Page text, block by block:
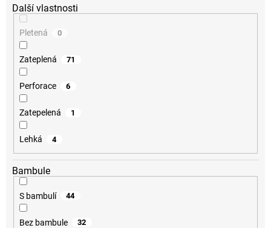
Další vlastnosti
Pletená 0
Zateplená 71
Perforace 6
Zatepelená 1
Lehká 4
Bambule
S bambulí 44
Bez bambule 32